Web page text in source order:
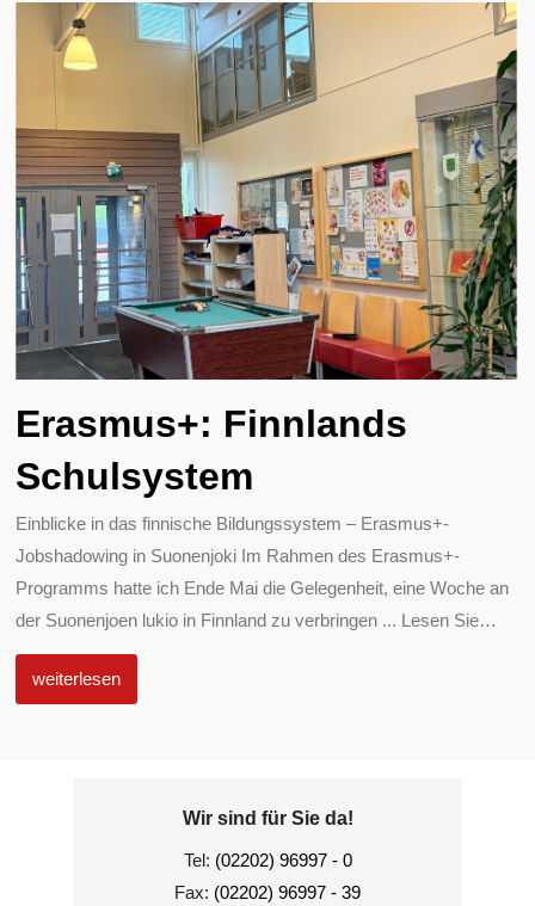
Erasmus+: Finnlands
Schulsystem
Einblicke in das finnische Bildungssystem – Erasmus+-
Jobshadowing in Suonenjoki Im Rahmen des Erasmus+-
Programms hatte ich Ende Mai die Gelegenheit, eine Woche an
der Suonenjoen lukio in Finnland zu verbringen ... Lesen Sie…
weiterlesen
Wir sind für Sie da!
Tel: (02202) 96997 - 0
Fax: (02202) 96997 - 39